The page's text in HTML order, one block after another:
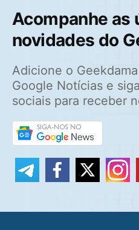
Acompanhe as
novidades do
Adicione o
Google Notícias e
sociais para receber